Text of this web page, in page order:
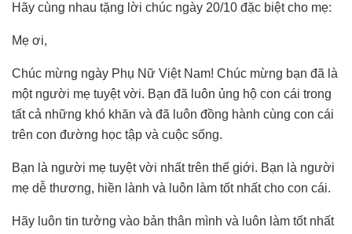
Hãy cùng nhau tặng lời chúc ngày 20/10 đặc biệt cho mẹ:
Mẹ ơi,
Chúc mừng ngày Phụ Nữ Việt Nam! Chúc mừng bạn đã là
một người mẹ tuyệt vời. Bạn đã luôn ủng hộ con cái trong
tất cả những khó khăn và đã luôn đồng hành cùng con cái
trên con đường học tập và cuộc sống.
Bạn là người mẹ tuyệt vời nhất trên thế giới. Bạn là người
mẹ dễ thương, hiền lành và luôn làm tốt nhất cho con cái.
Hãy luôn tin tưởng vào bản thân mình và luôn làm tốt nhất